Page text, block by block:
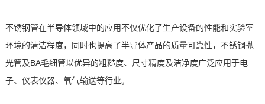
不锈钢管在半导体领域中的应用不仅优化了生产设备的性能和实验室
环境的清洁程度，同时也提高了半导体产品的质量可靠性，不锈钢抛
光管及BA毛细管以优异的粗糙度、尺寸精度及洁净度广泛应用于电
子、仪表仪器、氧气输送等行业。